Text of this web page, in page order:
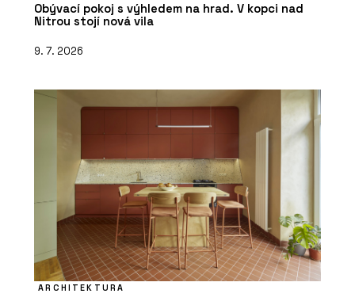
Obývací pokoj s výhledem na hrad. V kopci nad
Nitrou stojí nová vila
9. 7. 2026
ARCHITEKTURA